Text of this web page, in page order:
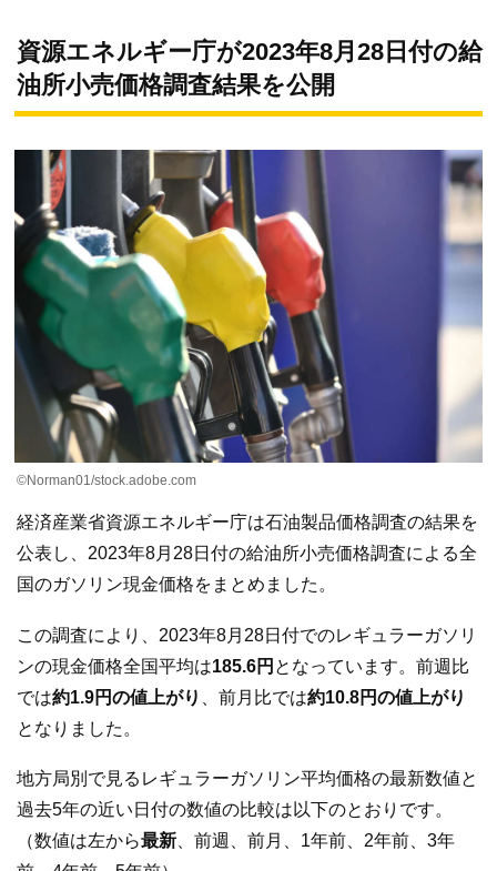
資源エネルギー庁が2023年8月28日付の給
油所小売価格調査結果を公開
©Norman01/stock.adobe.com
経済産業省資源エネルギー庁は石油製品価格調査の結果を
公表し、2023年8月28日付の給油所小売価格調査による全
国のガソリン現金価格をまとめました。
この調査により、2023年8月28日付でのレギュラーガソリ
ンの現金価格全国平均は185.6円 となっています。前週比
では約1.9円の値上がり 、前月比では約10.8円の値上がり
となりました。
地方局別で見るレギュラーガソリン平均価格の最新数値と
過去5年の近い日付の数値の比較は以下のとおりです。
（数値は左から最新 、前週、前月、1年前、2年前、3年